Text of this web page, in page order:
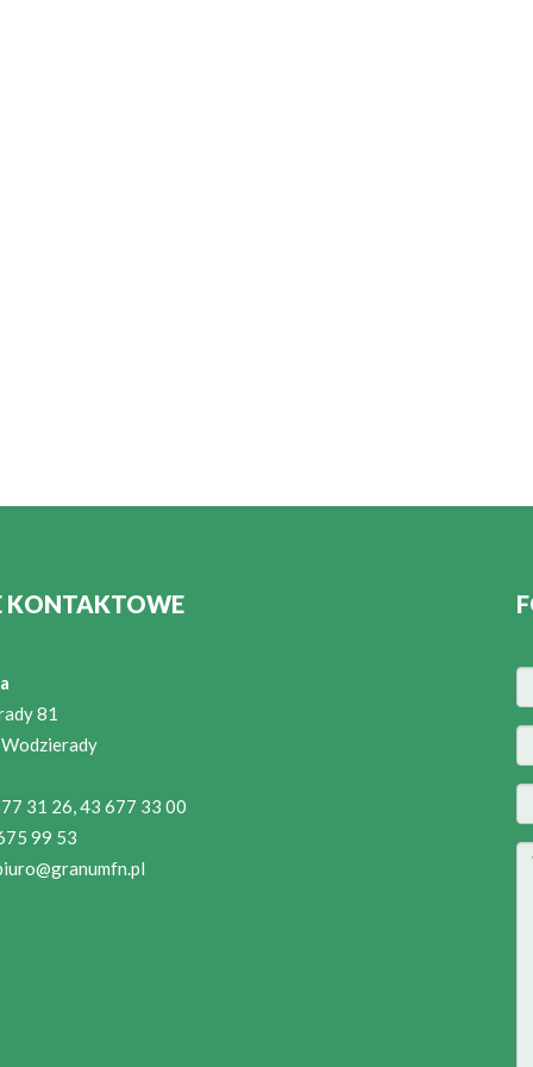
KONTAKTOWE
81
31 26, 43 677 33 00
99 53